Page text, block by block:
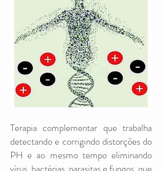
Terapia complementar que trabalha
detectando e corrigindo distorções do
PH e ao mesmo tempo eliminando